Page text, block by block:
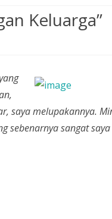
Keluarga”
saya melupakannya.
sebenarnya sangat